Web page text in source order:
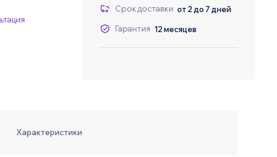
Срок доставки от 2 до 7 дней
Гарантия 12 месяцев
Характеристики
Даю согласие на
Даю согласие на